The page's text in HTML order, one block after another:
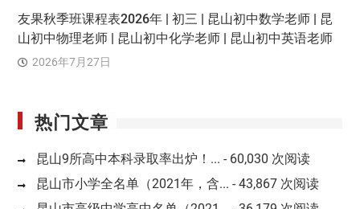
友果秋季班课程表2026年 | 初三 | 昆山初中数学老师 | 昆
山初中物理老师 | 昆山初中化学老师 | 昆山初中英语老师
2026年7月27日
热门文章
昆山9所高中本科录取率出炉！... - 60,030 次阅读
昆山市小学全名单（2021年，含... - 43,867 次阅读